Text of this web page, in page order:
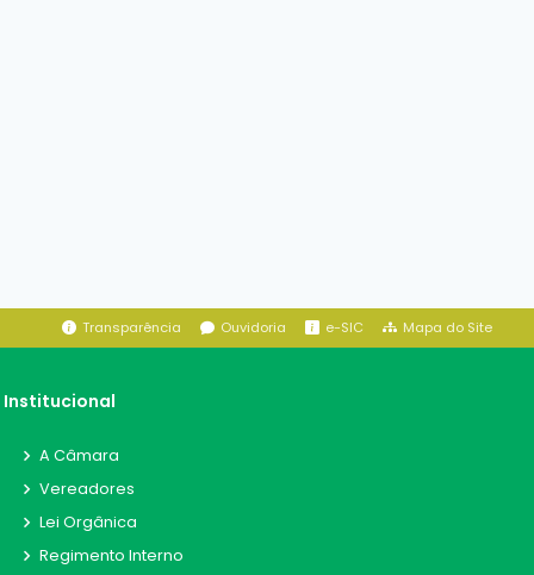
Transparência Ouvidoria e-SIC Mapa do Site
Institucional
A Câmara
Vereadores
Lei Orgânica
Regimento Interno